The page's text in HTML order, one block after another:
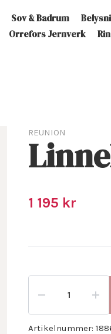
Sov & Badrum
Orrefors Jernverk
REUNION
1 195 kr
Artikelnummer: